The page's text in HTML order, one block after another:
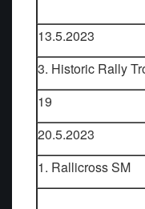
13.5.2023
3. Historic Rally
19
20.5.2023
1. Rallicross SM